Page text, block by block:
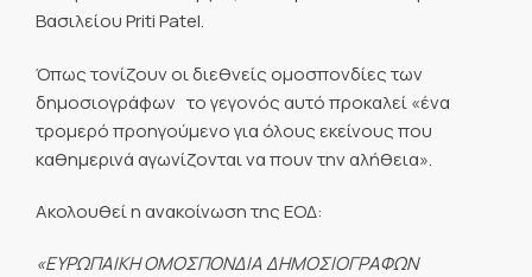
Βασιλείου Priti Patel.
Όπως τονίζουν οι διεθνείς ομοσπονδίες των
δημοσιογράφων το γεγονός αυτό προκαλεί «ένα
τρομερό προηγούμενο για όλους εκείνους που
καθημερινά αγωνίζονται να πουν την αλήθεια».
Ακολουθεί η ανακοίνωση της ΕΟΔ:
«ΕΥΡΩΠΑΙΚΗ ΟΜΟΣΠΟΝΔΙΑ ΔΗΜΟΣΙΟΓΡΑΦΩΝ